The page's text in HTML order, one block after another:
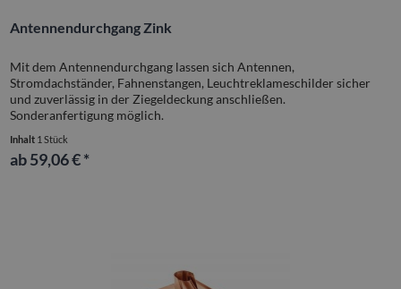
Antennendurchgang Zink
Mit dem Antennendurchgang lassen sich Antennen,
Stromdachständer, Fahnenstangen, Leuchtreklameschilder sicher
und zuverlässig in der Ziegeldeckung anschließen.
Sonderanfertigung möglich.
Inhalt 1 Stück
ab 59,06 € *